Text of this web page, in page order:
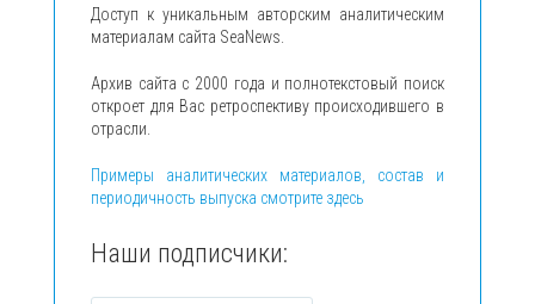
Доступ к уникальным авторским аналитическим
материалам сайта SeaNews.
Архив сайта с 2000 года и полнотекстовый поиск
откроет для Вас ретроспективу происходившего в
отрасли.
Примеры аналитических материалов, состав и
периодичность выпуска смотрите здесь
Наши подписчики: